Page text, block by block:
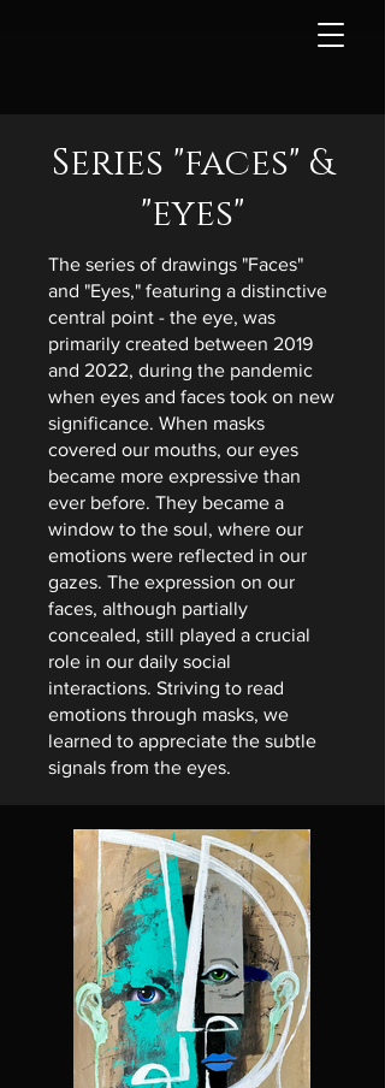
Series "faces" &
"eyes"
The series of drawings "Faces"
and "Eyes," featuring a distinctive
central point - the eye, was
primarily created between 2019
and 2022, during the pandemic
when eyes and faces took on new
significance. When masks
covered our mouths, our eyes
became more expressive than
ever before. They became a
window to the soul, where our
emotions were reflected in our
gazes. The expression on our
faces, although partially
concealed, still played a crucial
role in our daily social
interactions. Striving to read
emotions through masks, we
learned to appreciate the subtle
signals from the eyes.